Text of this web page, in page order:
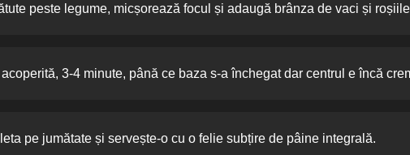
peste legume, micșorează focul și adaugă brânza de vaci și
3-4 minute, până ce baza s-a închegat dar centrul e încă
pe jumătate și servește-o cu o felie subțire de pâine integrală.